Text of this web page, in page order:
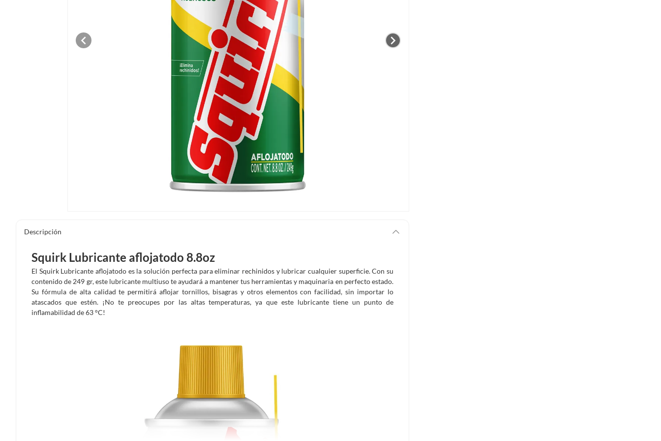
Descripción
Squirk Lubricante aflojatodo 8.8oz
El Squirk Lubricante aflojatodo es la solución perfecta para eliminar rechinidos y lubricar cualquier superficie. Con su
contenido de 249 gr, este lubricante multiuso te ayudará a mantener tus herramientas y maquinaria en perfecto estado.
Su fórmula de alta calidad te permitirá aflojar tornillos, bisagras y otros elementos con facilidad, sin importar lo
atascados que estén. ¡No te preocupes por las altas temperaturas, ya que este lubricante tiene un punto de
inflamabilidad de 63 °C!